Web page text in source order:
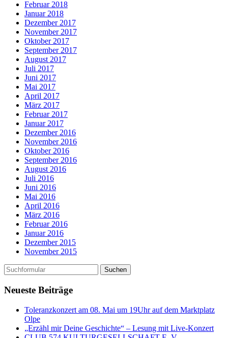
Februar 2018
Januar 2018
Dezember 2017
November 2017
Oktober 2017
September 2017
August 2017
Juli 2017
Juni 2017
Mai 2017
April 2017
März 2017
Februar 2017
Januar 2017
Dezember 2016
November 2016
Oktober 2016
September 2016
August 2016
Juli 2016
Juni 2016
Mai 2016
April 2016
März 2016
Februar 2016
Januar 2016
Dezember 2015
November 2015
Neueste Beiträge
Toleranzkonzert am 08. Mai um 19Uhr auf dem Marktplatz
Olpe
„Erzähl mir Deine Geschichte“ – Lesung mit Live-Konzert